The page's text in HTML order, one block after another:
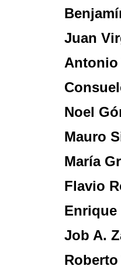
Juan
Antonio
Noel
Mauro
María
Flavio
Enrique
Job A.